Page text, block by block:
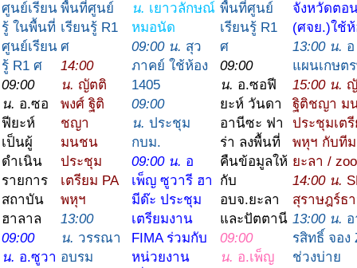
ศูนย์เรียน
รู้ ในพื้นที่
ศูนย์เรียน
รู้ R1 ศ
09:00
น. อ.ซอ
ฟียะห์
เป็นผู้
ดำเนิน
รายการ
สถาบัน
ฮาลาล
09:00
น. อ.ซูวา
พื้นที่ศูนย์
เรียนรู้ R1
ศ
14:00
น. ญัตติ
พงศ์ ฐิติ
ชญา
มนชน
ประชุม
เตรียม PA
พหุฯ
13:00
น. วรรณา
อบรม
น. เยาวลักษณ์
หมอนัด
09:00 น. สุว
ภาคย์ ใช้ห้อง
1405
09:00
น. ประชุม
กบม.
09:00 น. อ
เพ็ญ ซูวารี ฮา
มีด๊ะ ประชุม
เตรียมงาน
FIMA ร่วมกับ
หน่วยงาน
พื้นที่ศูนย์
เรียนรู้ R1
ศ
09:00
น. อ.ซอฟี
ยะห์ วันดา
อานีซะ ฟา
ร่า ลงพื้นที่
คืนข้อมูลให้
กับ
อบจ.ยะลา
และปัตตานี
09:00
น. อ.เพ็ญ
จังหวัดตอ
(ศจย.)ใช้ห้
13:00 น.
แผนเกษต
15:00 น.
ฐิติชญา ม
ประชุมเตรี
พหุฯ กับที
ยะลา /
14:00 น.
สุราษฎร์ธ
13:00 น.
รสิทธิ์ จอง
ช่วงบ่าย